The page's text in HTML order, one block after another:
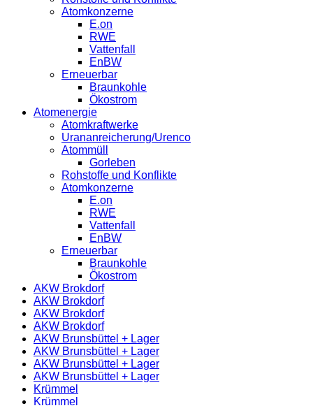
Atomkonzerne
E.on
RWE
Vattenfall
EnBW
Erneuerbar
Braunkohle
Ökostrom
Atomenergie
Atomkraftwerke
Urananreicherung/Urenco
Atommüll
Gorleben
Rohstoffe und Konflikte
Atomkonzerne
E.on
RWE
Vattenfall
EnBW
Erneuerbar
Braunkohle
Ökostrom
AKW Brokdorf
AKW Brokdorf
AKW Brokdorf
AKW Brokdorf
AKW Brunsbüttel + Lager
AKW Brunsbüttel + Lager
AKW Brunsbüttel + Lager
AKW Brunsbüttel + Lager
Krümmel
Krümmel